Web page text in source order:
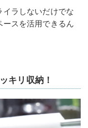
イラしないだけでな
ースを活用できるん
キリ収納！